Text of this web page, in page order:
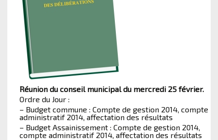
Réunion du conseil municipal du mercredi 25 février.
Ordre du Jour :
– Budget commune : Compte de gestion 2014, compte
administratif 2014, affectation des résultats
– Budget Assainissement : Compte de gestion 2014,
compte administratif 2014, affectation des résultats